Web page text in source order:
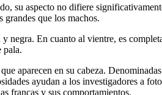
su aspecto no difiere
grandes que los machos.
En cuanto al vientre, es
pala.
aparecen en su cabeza.
ayudan a los investigadores a
francas y sus comportamientos.